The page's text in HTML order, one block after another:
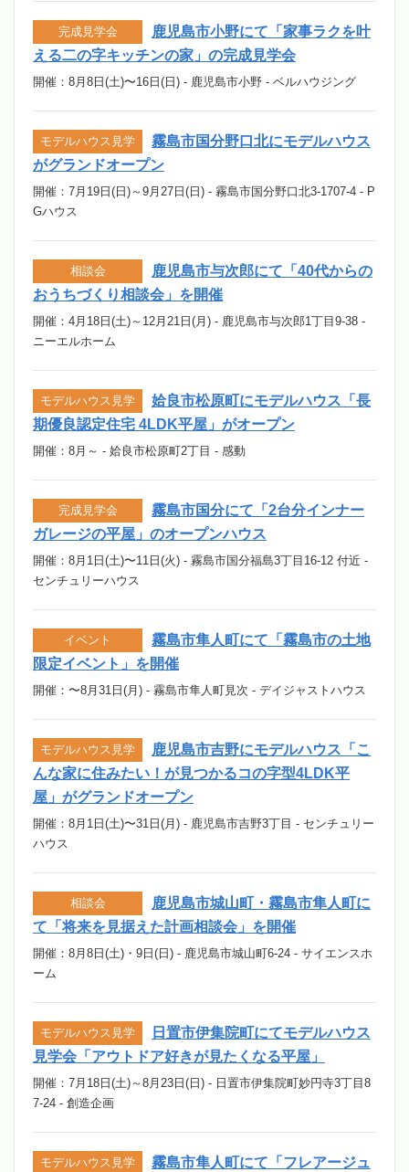
鹿児島市小野にて「家事ラクを叶
える二の字キッチンの家」の完成見学会
開催：8月8日(土)〜16日(日) - 鹿児島市小野 - ベルハウジング
完成見学会
霧島市国分野口北にモデルハウス
がグランドオープン
開催：7月19日(日)～9月27日(日) - 霧島市国分野口北3-1707-4 - P
Gハウス
モデルハウス見学
鹿児島市与次郎にて「40代からの
おうちづくり相談会」を開催
開催：4月18日(土)～12月21日(月) - 鹿児島市与次郎1丁目9-38 -
ニーエルホーム
相談会
姶良市松原町にモデルハウス「長
期優良認定住宅 4LDK平屋」がオープン
開催：8月～ - 姶良市松原町2丁目 - 感動
モデルハウス見学
霧島市国分にて「2台分インナー
ガレージの平屋」のオープンハウス
開催：8月1日(土)〜11日(火) - 霧島市国分福島3丁目16-12 付近 -
センチュリーハウス
完成見学会
霧島市隼人町にて「霧島市の土地
限定イベント」を開催
開催：〜8月31日(月) - 霧島市隼人町見次 - デイジャストハウス
イベント
鹿児島市吉野にモデルハウス「こ
んな家に住みたい！が見つかるコの字型4LDK平
屋」がグランドオープン
開催：8月1日(土)〜31日(月) - 鹿児島市吉野3丁目 - センチュリー
ハウス
モデルハウス見学
鹿児島市城山町・霧島市隼人町に
て「将来を見据えた計画相談会」を開催
開催：8月8日(土)・9日(日) - 鹿児島市城山町6-24 - サイエンスホ
ーム
相談会
日置市伊集院町にてモデルハウス
見学会「アウトドア好きが見たくなる平屋」
開催：7月18日(土)～8月23日(日) - 日置市伊集院町妙円寺3丁目8
7-24 - 創造企画
モデルハウス見学
霧島市隼人町にて「フレアージュ
モデルハウス見学